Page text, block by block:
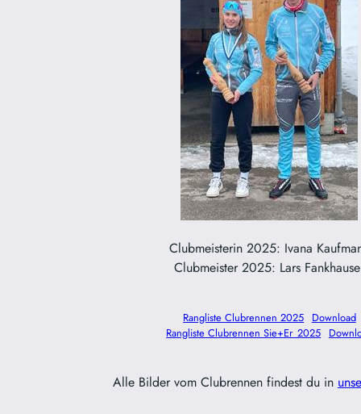
Clubmeisterin 2025: Ivana
Clubmeister 2025: Lars
Rangliste Clubrennen 2025 Download
Rangliste Clubrennen Sie+Er_2025
Alle Bilder vom Clubrennen findest du in